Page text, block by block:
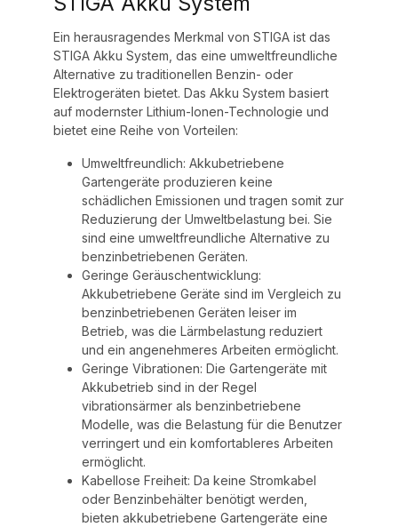
Ein herausragendes Merkmal von STIGA ist das
STIGA Akku System, das eine umweltfreundliche
Alternative zu traditionellen Benzin- oder
Elektrogeräten bietet. Das Akku System basiert
auf modernster Lithium-Ionen-Technologie und
bietet eine Reihe von Vorteilen:
Umweltfreundlich: Akkubetriebene
Gartengeräte produzieren keine
schädlichen Emissionen und tragen somit zur
Reduzierung der Umweltbelastung bei. Sie
sind eine umweltfreundliche Alternative zu
benzinbetriebenen Geräten.
Geringe Geräuschentwicklung:
Akkubetriebene Geräte sind im Vergleich zu
benzinbetriebenen Geräten leiser im
Betrieb, was die Lärmbelastung reduziert
und ein angenehmeres Arbeiten ermöglicht.
Geringe Vibrationen: Die Gartengeräte mit
Akkubetrieb sind in der Regel
vibrationsärmer als benzinbetriebene
Modelle, was die Belastung für die Benutzer
verringert und ein komfortableres Arbeiten
ermöglicht.
Kabellose Freiheit: Da keine Stromkabel
oder Benzinbehälter benötigt werden,
bieten akkubetriebene Gartengeräte eine